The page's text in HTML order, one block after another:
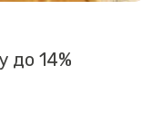
до 14%